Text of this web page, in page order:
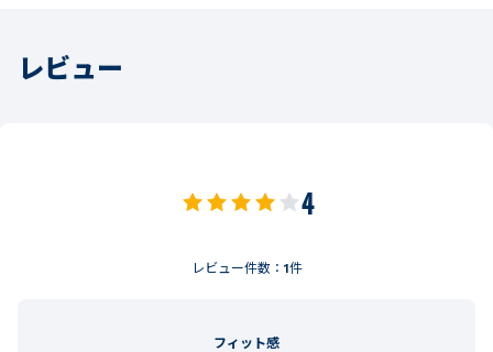
レビュー
4
レビュー件数： 1件
フィット感